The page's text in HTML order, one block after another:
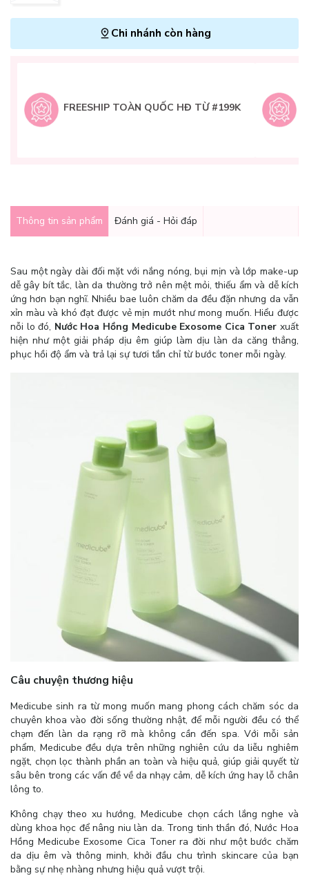
Chi nhánh còn hàng
FREESHIP TOÀN QUỐC HĐ TỪ #199K
Thông tin sản phẩm Đánh giá - Hỏi đáp
Sau một ngày dài đối mặt với nắng nóng, bụi mịn và lớp make-up
dễ gây bít tắc, làn da thường trở nên mệt mỏi, thiếu ẩm và dễ kích
ứng hơn bạn nghĩ. Nhiều bae luôn chăm da đều đặn nhưng da vẫn
xỉn màu và khó đạt được vẻ mịn mướt như mong muốn. Hiểu được
nỗi lo đó, Nước Hoa Hồng Medicube Exosome Cica Toner xuất
hiện như một giải pháp dịu êm giúp làm dịu làn da căng thẳng,
phục hồi độ ẩm và trả lại sự tươi tắn chỉ từ bước toner mỗi ngày.
Câu chuyện thương hiệu
Medicube sinh ra từ mong muốn mang phong cách chăm sóc da
chuyên khoa vào đời sống thường nhật, để mỗi người đều có thể
chạm đến làn da rạng rỡ mà không cần đến spa. Với mỗi sản
phẩm, Medicube đều dựa trên những nghiên cứu da liễu nghiêm
ngặt, chọn lọc thành phần an toàn và hiệu quả, giúp giải quyết từ
sâu bên trong các vấn đề về da nhạy cảm, dễ kích ứng hay lỗ chân
lông to.
Không chạy theo xu hướng, Medicube chọn cách lắng nghe và
dùng khoa học để nâng niu làn da. Trong tinh thần đó, Nước Hoa
Hồng Medicube Exosome Cica Toner ra đời như một bước chăm
da dịu êm và thông minh, khởi đầu chu trình skincare của bạn
bằng sự nhẹ nhàng nhưng hiệu quả vượt trội.